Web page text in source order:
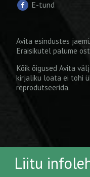
E-tund
Avita esindustes
Eraisikutel palume
Kõik õigused Avita
kirjaliku loata ei tohi
reprodutseerida.
Liitu